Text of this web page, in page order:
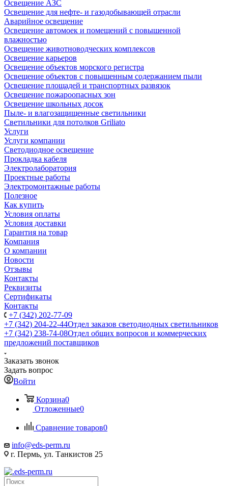
Освещение АЗС
Освещение для нефте- и газодобывающей отрасли
Аварийное освещение
Освещение автомоек и помещений с повышенной
влажностью
Освещение животноводческих комплексов
Освещение карьеров
Освещение объектов морского регистра
Освещение объектов с повышенным содержанием пыли
Освещение площадей и транспортных развязок
Освещение пожароопасных зон
Освещение школьных досок
Пыле- и влагозащищенные светильники
Светильники для потолков Griliato
Услуги
Услуги компании
Светодиодное освещение
Прокладка кабеля
Электролаборатория
Проектные работы
Электромонтажные работы
Полезное
Как купить
Условия оплаты
Условия доставки
Гарантия на товар
Компания
О компании
Новости
Отзывы
Контакты
Реквизиты
Сертификаты
Контакты
+7 (342) 202-77-09
+7 (342) 204-22-44Отдел заказов светодиодных светильников
+7 (342) 238-74-08Отдел общих вопросов и коммерческих
предложений поставщиков
Заказать звонок
Задать вопрос
Войти
Корзина0
Отложенные0
Сравнение товаров0
info@eds-perm.ru
г. Пермь, ул. Танкистов 25